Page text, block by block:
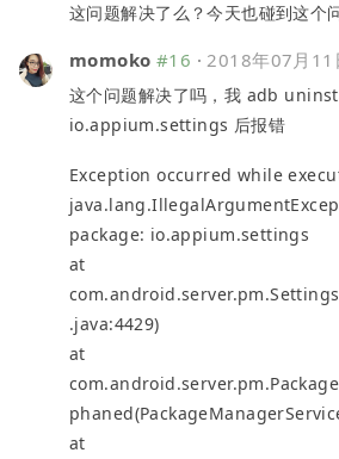
这问题解决了么？今天也碰到这个
momoko #16 · 2018年07月11
这个问题解决了吗，我 adb
io.appium.settings 后报错
Exception occurred while
package: io.appium.settings
at
.java:4429)
at
at